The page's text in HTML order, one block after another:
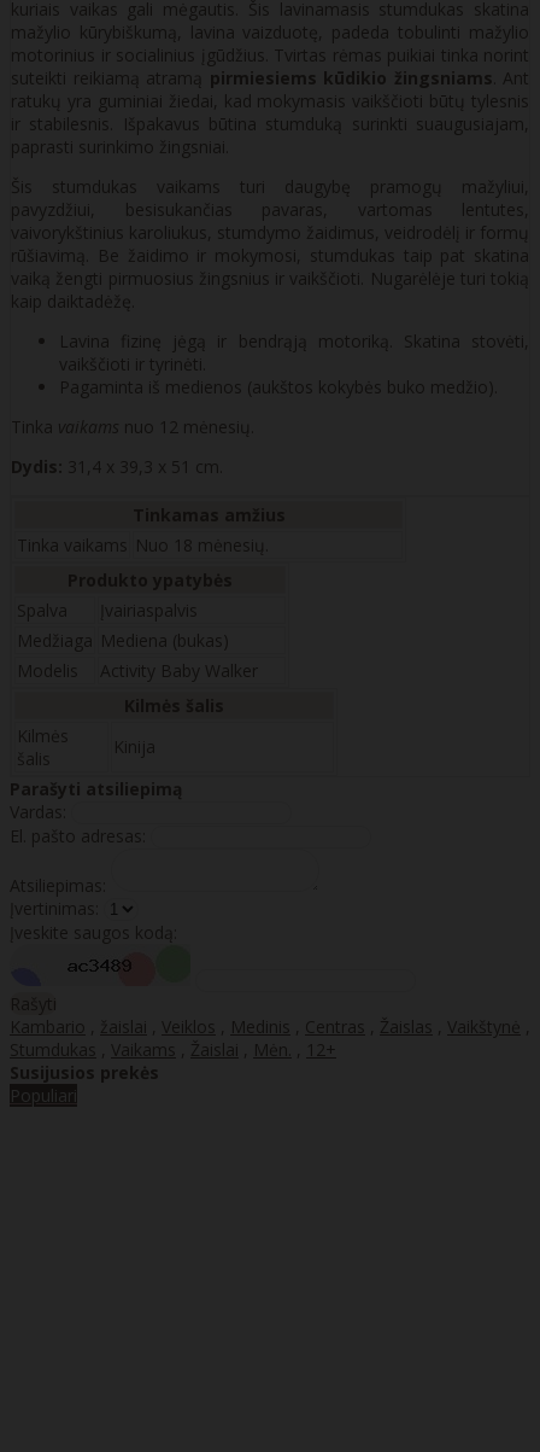
kuriais vaikas gali mėgautis. Šis lavinamasis stumdukas skatina
mažylio kūrybiškumą, lavina vaizduotę, padeda tobulinti mažylio
motorinius ir socialinius įgūdžius. Tvirtas rėmas puikiai tinka norint
suteikti reikiamą atramą pirmiesiems kūdikio žingsniams . Ant
ratukų yra guminiai žiedai, kad mokymasis vaikščioti būtų tylesnis
ir stabilesnis. Išpakavus būtina stumduką surinkti suaugusiajam,
paprasti surinkimo žingsniai.
Šis stumdukas vaikams turi daugybę pramogų mažyliui,
pavyzdžiui, besisukančias pavaras, vartomas lentutes,
vaivorykštinius karoliukus, stumdymo žaidimus, veidrodėlį ir formų
rūšiavimą. Be žaidimo ir mokymosi, stumdukas taip pat skatina
vaiką žengti pirmuosius žingsnius ir vaikščioti. Nugarėlėje turi tokią
kaip daiktadėžę.
Lavina fizinę jėgą ir bendrąją motoriką. Skatina stovėti,
vaikščioti ir tyrinėti.
Pagaminta iš medienos (aukštos kokybės buko medžio).
Tinka vaikams nuo 12 mėnesių.
Dydis: 31,4 x 39,3 x 51 cm.
Tinka vaikams Nuo 18 mėnesių.
Spalva
Įvairiaspalvis
Medžiaga Mediena (bukas)
Modelis
Activity Baby Walker
Kilmės
šalis
Kinija
Parašyti atsiliepimą
Vardas:
El. pašto adresas:
Atsiliepimas:
Įvertinimas:
Įveskite saugos kodą:
Rašyti
Kambario
žaislai Veiklos Medinis Centras Žaislas Vaikštynė
Stumdukas
Vaikams Žaislai Mėn.
12+
Susijusios prekės
Populiari